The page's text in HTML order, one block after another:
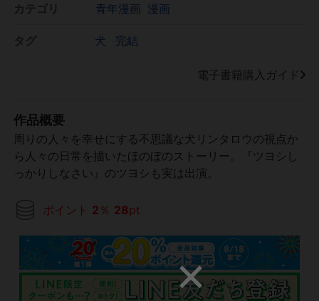
青年漫画 漫画
犬 完結
電子書籍購入ガイド
作品概要
周りの人々を幸せにする不思議な犬リンタロウの視点か
ら人々の日常を描いたほのぼのストーリー。『ツヨシし
っかりしなさい』のツヨシも実は出演。
ポイント 2 ％ 28pt